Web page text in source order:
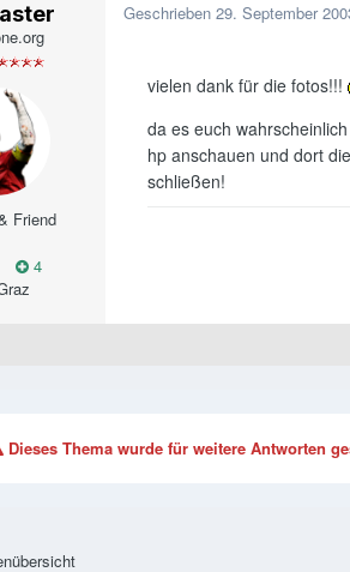
Friend
4
Geschrieben 29. September
vielen dank für die fotos!!!
da es euch
hp anschauen und dort
schließen!
Dieses Thema wurde für weitere Antworten